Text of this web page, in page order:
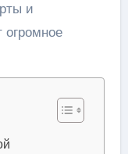
и
огромное